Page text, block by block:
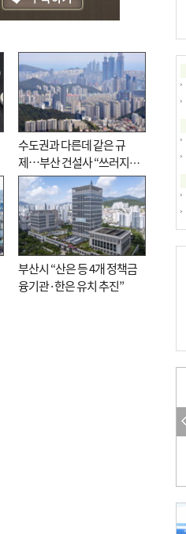
수도권과 다른데 같은 규
제…부산 건설사 “쓰러지기
직전”
부산시 “산은 등 4개 정책금
융기관·한은 유치 추진”